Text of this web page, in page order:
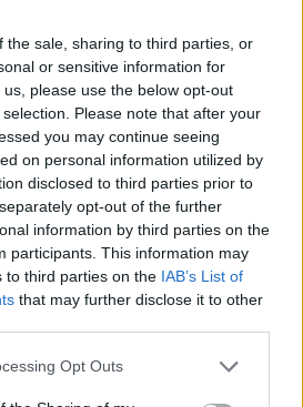
the sale, sharing to third parties, or
or sensitive information for
please use the below opt-out
Please note that after your
you may continue seeing
on personal information utilized by
disclosed to third parties prior to
opt-out of the further
information by third parties on the
participants. This information may
to third parties on the IAB’s List of
that may further disclose it to other
Opt Outs